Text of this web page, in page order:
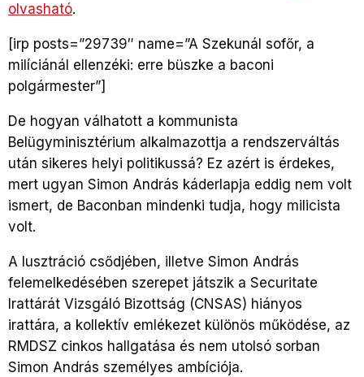
olvasható.
[irp posts=”29739″ name=”A Szekunál sofőr, a
milíciánál ellenzéki: erre büszke a baconi
polgármester”]
De hogyan válhatott a kommunista
Belügyminisztérium alkalmazottja a rendszerváltás
után sikeres helyi politikussá? Ez azért is érdekes,
mert ugyan Simon András káderlapja eddig nem volt
ismert, de Baconban mindenki tudja, hogy milicista
volt.
A lusztráció csődjében, illetve Simon András
felemelkedésében szerepet játszik a Securitate
Irattárát Vizsgáló Bizottság (CNSAS) hiányos
irattára, a kollektív emlékezet különös működése, az
RMDSZ cinkos hallgatása és nem utolsó sorban
Simon András személyes ambíciója.